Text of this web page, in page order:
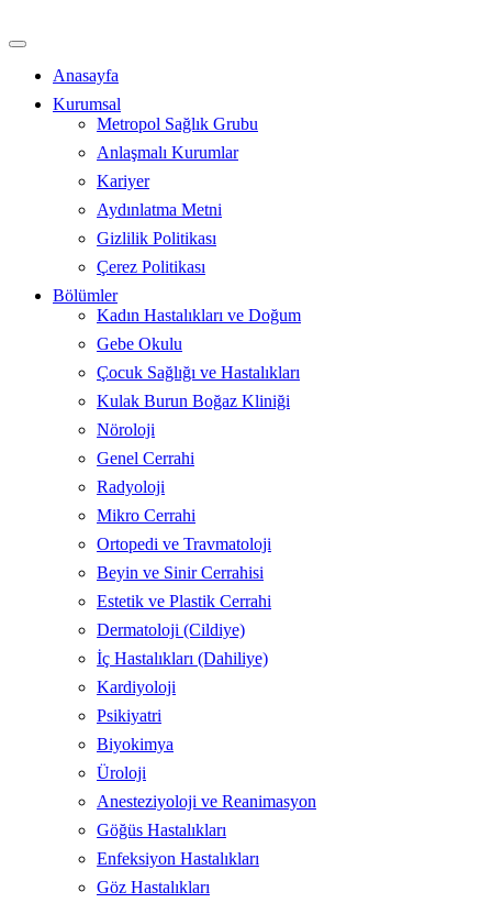
atla
Anasayfa
Kurumsal
Metropol Sağlık Grubu
Anlaşmalı Kurumlar
Kariyer
Aydınlatma Metni
Gizlilik Politikası
Çerez Politikası
Bölümler
Kadın Hastalıkları ve Doğum
Gebe Okulu
Çocuk Sağlığı ve Hastalıkları
Kulak Burun Boğaz Kliniği
Nöroloji
Genel Cerrahi
Radyoloji
Mikro Cerrahi
Ortopedi ve Travmatoloji
Beyin ve Sinir Cerrahisi
Estetik ve Plastik Cerrahi
Dermatoloji (Cildiye)
İç Hastalıkları (Dahiliye)
Kardiyoloji
Psikiyatri
Biyokimya
Üroloji
Anesteziyoloji ve Reanimasyon
Göğüs Hastalıkları
Enfeksiyon Hastalıkları
Göz Hastalıkları